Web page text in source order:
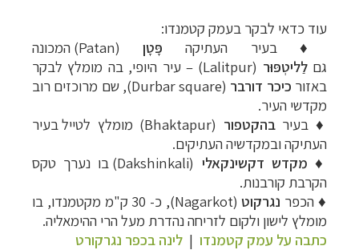
עוד כדאי לבקר בעמק קטמנדו:
♦ בעיר העתיקה פָּטָן (
Patan
) המכונה
גםלַליטְפּוּר (Lalitpur) –
עיר היופי, בה מומלץ לבקר
באזור כיכר דורבר (
Durbar square), שם מרוכזים רוב
מקדשי העיר.
♦ בעירבהקטפור (
Bhaktapur
) מומלץ לטיילבעיר
העתיקה ובמקדשיה העתיקים.
♦ מקדש דקשינקאלי (
(Dakshinkali בו נערך טקס
הקרבת קורבנות.
♦ הכפר נגרקוט (Nagarkot)
, כ- 30 ק"מ מקטמנדו, בו
מומלץ לישון ולקום לזריחהנהדרת מעל הרי ההימאליה.
כתבה על עמק קטמנדו | לינה בכפר נגרקורט